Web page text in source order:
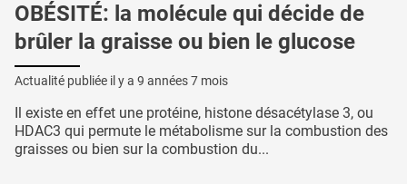
OBÉSITÉ: la molécule qui décide de
brûler la graisse ou bien le glucose
Actualité publiée il y a 9 années 7 mois
Il existe en effet une protéine, histone désacétylase 3, ou
HDAC3 qui permute le métabolisme sur la combustion des
graisses ou bien sur la combustion du...